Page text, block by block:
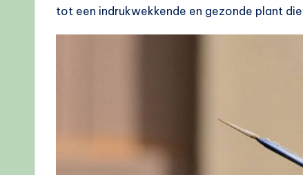
tot een indrukwekkende en gezonde plant